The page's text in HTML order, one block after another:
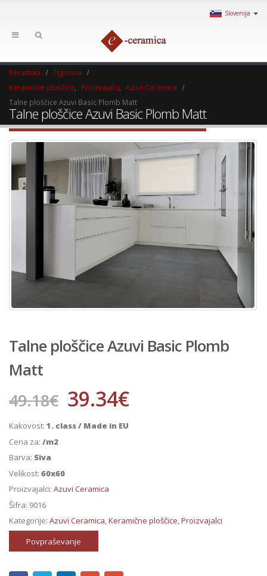
Slovenija
Keramika
Trgovina
Keramične ploščice
Proizvajalci
Azuvi Ceramica
Talne ploščice Azuvi Basic Plomb Matt
Talne ploščice Azuvi Basic Plomb Matt
Talne ploščice Azuvi Basic Plomb
Matt
49.18€ 39.34€
Kakovost: 1. class / Made in EU
Cena za: /m2
Barva: Siva
Velikost: 60x60
Proizvajalci: Azuvi Ceramica
Šifra: 9016
Kategorije: Azuvi Ceramica,Keramične ploščice,Proizvajalci
Povpraševanje